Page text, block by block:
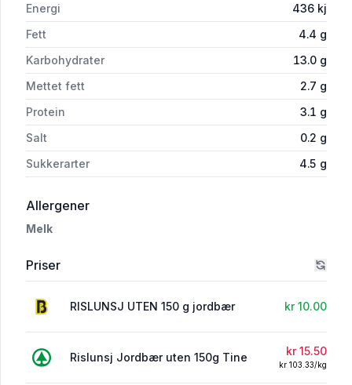
Energi
436 kj
Fett
4.4 g
Karbohydrater
13.0 g
Mettet fett
2.7 g
Protein
3.1 g
Salt
0.2 g
Sukkerarter
4.5 g
Allergeneri 'Tine Rislunsj Uten Jordbær 150g'
Melk
Priser
RISLUNSJ UTEN 150 g jordbær kr 10.00
Rislunsj Jordbær uten 150g Tine kr 15.50
kr 103.33/kg